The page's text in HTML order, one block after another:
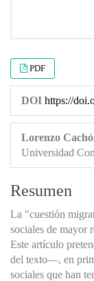
PDF
DOI https://
Lorenzo
Universidad
Resumen
La "cuestión
sociales de mayor
Este artículo
del texto—, en
sociales que han